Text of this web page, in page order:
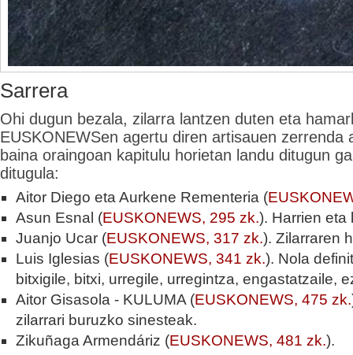
Sarrera
Ohi dugun bezala, zilarra lantzen duten eta
EUSKONEWSen agertu diren artisauen zerrenda
baina oraingoan kapitulu horietan landu ditugun
ditugula:
Aitor Diego eta Aurkene Rementeria (
Asun Esnal (EUSKONEWS, 295 zk.). Harrien eta
Juanjo Ucar (EUSKONEWS, 317 zk.). Zilarraren
Luis Iglesias (EUSKONEWS, 341 zk.). Nola
bitxigile, bitxi, urregile, urregintza, engastatzaile,
Aitor Gisasola - KULUMA (EUSKONEWS, 475 zk.
zilarrari buruzko sinesteak.
Zikuñaga Armendáriz (EUSKONEWS, 481 zk.).